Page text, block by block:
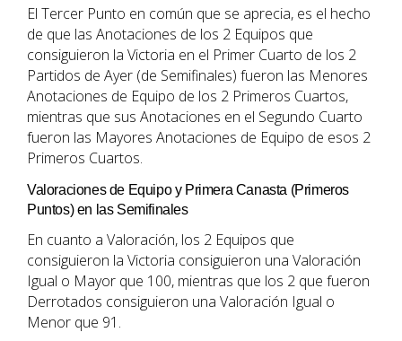
El Tercer Punto en común que se aprecia, es el hecho
de que las Anotaciones de los 2 Equipos que
consiguieron la Victoria en el Primer Cuarto de los 2
Partidos de Ayer (de Semifinales) fueron las Menores
Anotaciones de Equipo de los 2 Primeros Cuartos,
mientras que sus Anotaciones en el Segundo Cuarto
fueron las Mayores Anotaciones de Equipo de esos 2
Primeros Cuartos.
Valoraciones de Equipo y Primera Canasta (Primeros
Puntos) en las Semifinales
En cuanto a Valoración, los 2 Equipos que
consiguieron la Victoria consiguieron una Valoración
Igual o Mayor que 100, mientras que los 2 que fueron
Derrotados consiguieron una Valoración Igual o
Menor que 91.